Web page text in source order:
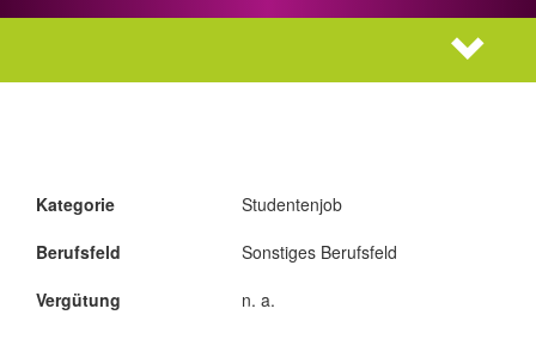
Kategorie
Berufsfeld
Vergütung
Studentenjob
Sonstiges Berufsfeld
n. a.